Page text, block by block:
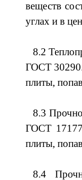
веществ
углах и в
8.2
ГОСТ
плиты,
8.3
ГОСТ
плиты,
8.4